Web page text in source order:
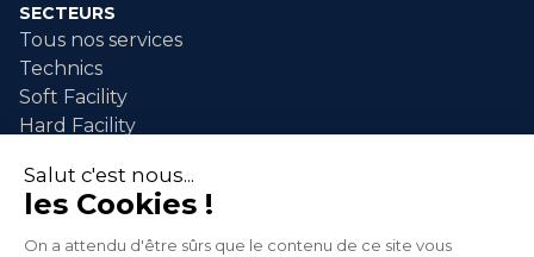
SECTEURS
Tous nos services
Technics
Soft Facility
Hard Facility
Maintenance industrielle
Nettoyage industriel
Nettoyage événementiel